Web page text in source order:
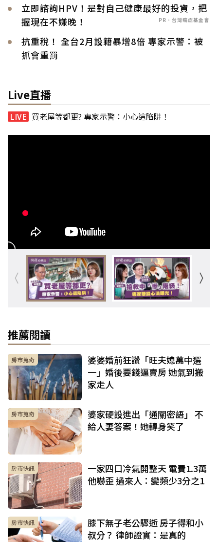
立即諮詢HPV！是對自己健康最好的投資，把
握現在不嫌晚！
PR．台灣癌症基金會
抗重稅！ 全台2月設籍暴增8倍 專家示警：被
抓會重罰
Live直播
買老屋等都更? 專家示警：小心這陷阱！
推薦閱讀
房市蒐奇
婆婆婚前狂讚「旺夫媳萬中選
一」婚後要錢逼賣房 她氣到搬
家走人
房市蒐奇
婆家硬設進出「通關密語」 不
給人妻答案！她轉身笑了
房市快訊
一家四口冷氣開整天 電費1.3萬
他嚇歪 過來人：變頻少3分之1
房市快訊
膝下無子老公驟逝 房子得和小
叔分？ 律師證實：是真的